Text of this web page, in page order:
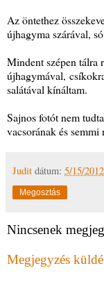
Az öntethez
újhagyma szárával,
Mindent szépen tálra
újhagymával,
salátával kínáltam.
Sajnos fotót nem
vacsorának és
Judit dátum: 5/15/2012
Megosztás
Nincsenek
Megjegyzés